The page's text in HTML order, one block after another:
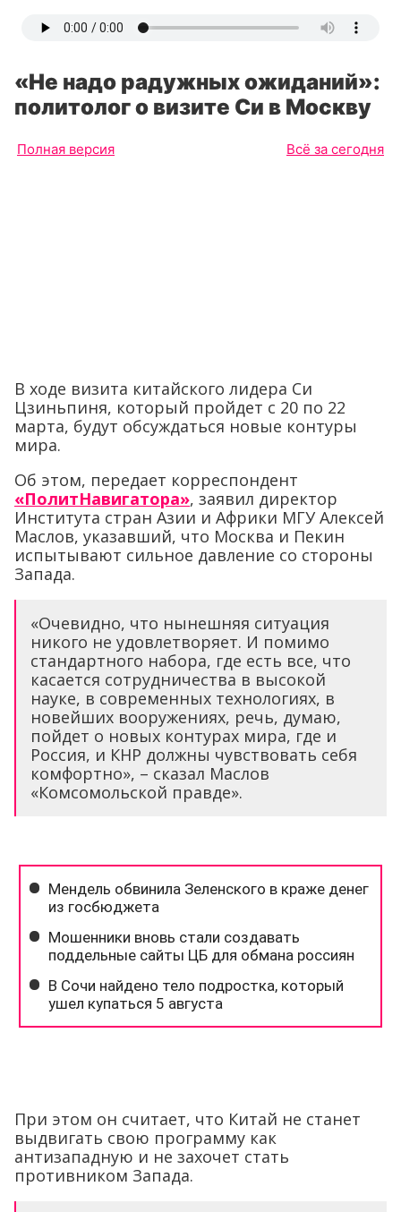
«Не надо радужных ожиданий»:
политолог о визите Си в Москву
Полная версия Всё за сегодня
В ходе визита китайского лидера Си
Цзиньпиня, который пройдет с 20 по 22
марта, будут обсуждаться новые контуры
мира.
Об этом, передает корреспондент
«ПолитНавигатора», заявил директор
Института стран Азии и Африки МГУ Алексей
Маслов, указавший, что Москва и Пекин
испытывают сильное давление со стороны
Запада.
«Очевидно, что нынешняя ситуация
никого не удовлетворяет. И помимо
стандартного набора, где есть все, что
касается сотрудничества в высокой
науке, в современных технологиях, в
новейших вооружениях, речь, думаю,
пойдет о новых контурах мира, где и
Россия, и КНР должны чувствовать себя
комфортно», – сказал Маслов
«Комсомольской правде».
При этом он считает, что Китай не станет
выдвигать свою программу как
антизападную и не захочет стать
противником Запада.